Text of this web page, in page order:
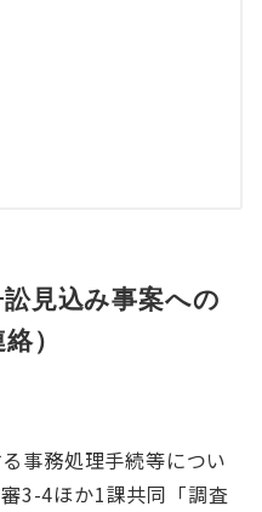
見込み事案への
）
事務処理手続等につい
3-4ほか1課共同「調査